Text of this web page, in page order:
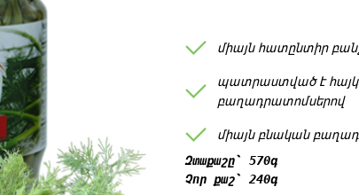
միայն հատընտիր
պատրաստված է
բաղադրատոմսերով
միայն բնական
Զտաքաշը՝ 570գ
Չոր քաշ՝ 240գ